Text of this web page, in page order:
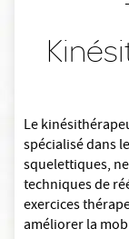
Le
spécialisé dans
squelettiques,
techniques de
exercices
améliorer la